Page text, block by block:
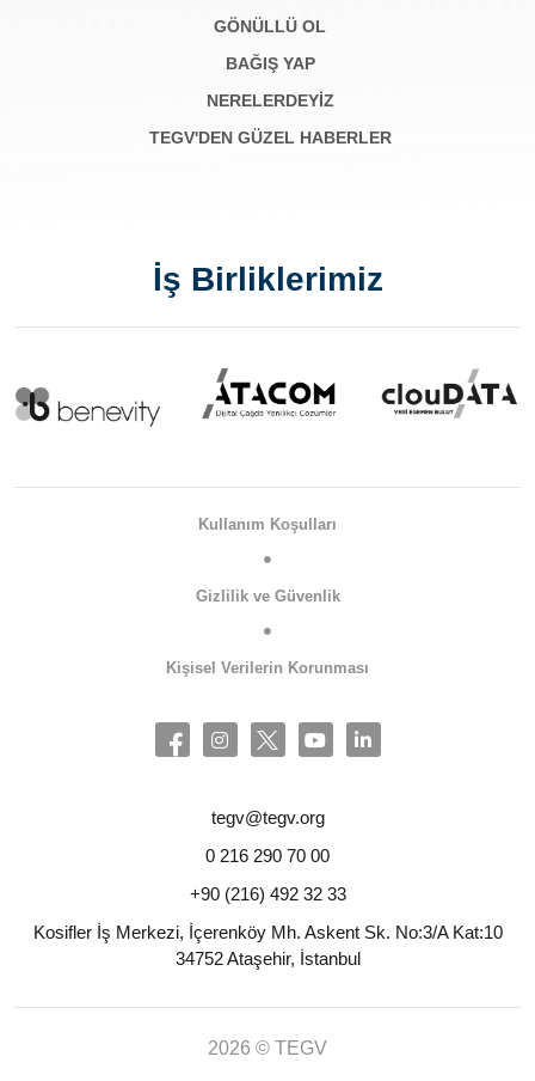
GÖNÜLLÜ OL
BAĞIŞ YAP
NERELERDEYİZ
TEGV'DEN GÜZEL HABERLER
İş Birliklerimiz
Kullanım Koşulları
Gizlilik ve Güvenlik
Kişisel Verilerin Korunması
tegv@tegv.org
0 216 290 70 00
+90 (216) 492 32 33
Kosifler İş Merkezi, İçerenköy Mh. Askent Sk. No:3/A Kat:10
34752 Ataşehir, İstanbul
2026 © TEGV